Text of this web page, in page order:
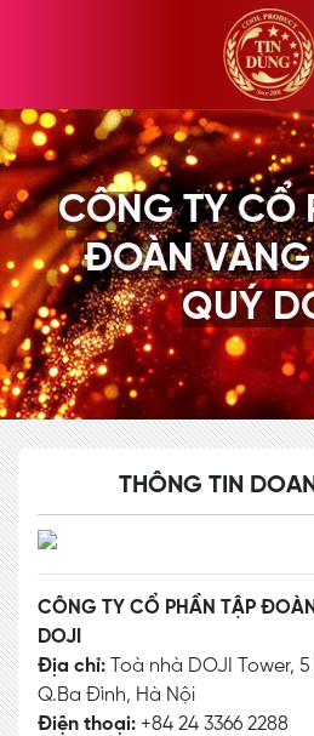
CÔNG TY CỔ
ĐOÀN
QUÝ
THÔNG TIN
CÔNG TY CỔ PHẦN TẬP
DOJI
Địa chỉ: Toà nhà DOJI Tower,
Q.Ba Đình, Hà Nội
Điện thoại: +84 24 3366 2288